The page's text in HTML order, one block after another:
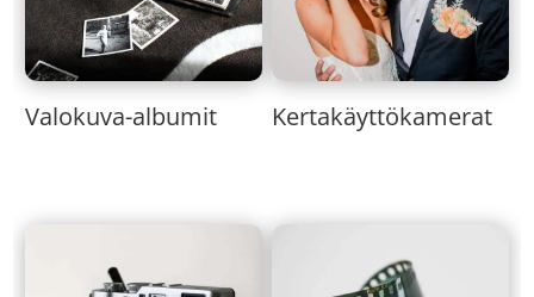
Valokuva-albumit Kertakäyttökamerat